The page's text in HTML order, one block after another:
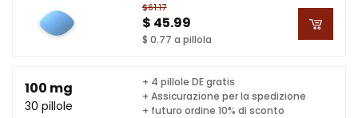
$61.17
$ 45.99
$ 0.77 a pillola
100 mg
30 pillole
+ 4 pillole DE gratis
+ Assicurazione per la spedizione
+ futuro ordine 10% di sconto